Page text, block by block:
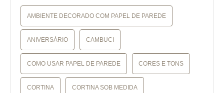
AMBIENTE DECORADO COM PAPEL DE PAREDE
ANIVERSÁRIO CAMBUCI
COMO USAR PAPEL DE PAREDE CORES E TONS
CORTINA CORTINA SOB MEDIDA